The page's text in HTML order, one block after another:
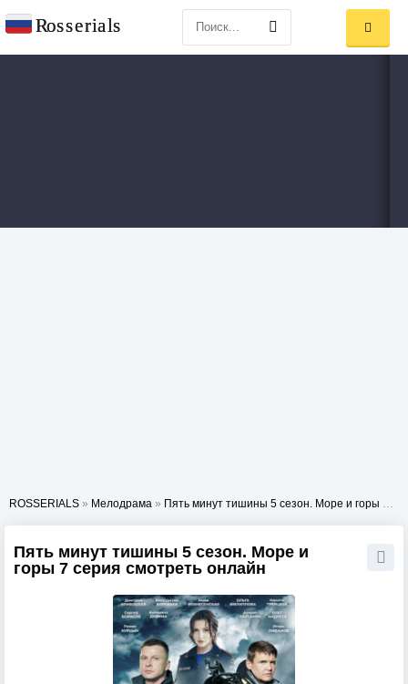
ROSSERIALS » Мелодрама » Пять минут тишины 5 сезон. Море и горы
Пять минут тишины 5 сезон. Море и
горы 7 серия смотреть онлайн